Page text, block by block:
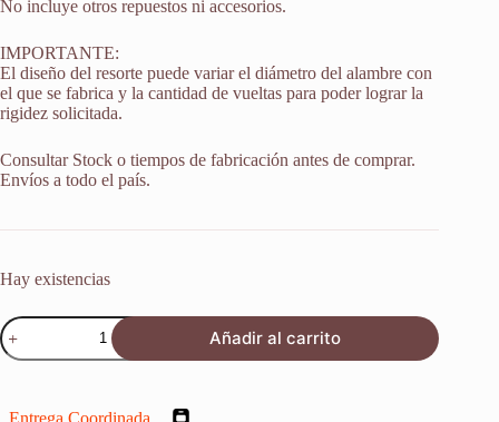
No incluye otros repuestos ni accesorios.
IMPORTANTE:
El diseño del resorte puede variar el diámetro del alambre con
el que se fabrica y la cantidad de vueltas para poder lograr la
rigidez solicitada.
Consultar Stock o tiempos de fabricación antes de comprar.
Envíos a todo el país.
Hay existencias
Resortes
Horquilla
Suspension
450
Añadir al carrito
Entrega Coordinada